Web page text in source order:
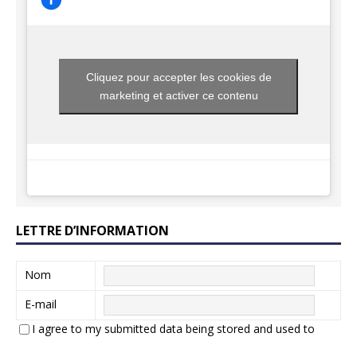
Cliquez pour accepter les cookies de
marketing et activer ce contenu
LETTRE D’INFORMATION
Nom
E-mail
I agree to my submitted data being stored and used to